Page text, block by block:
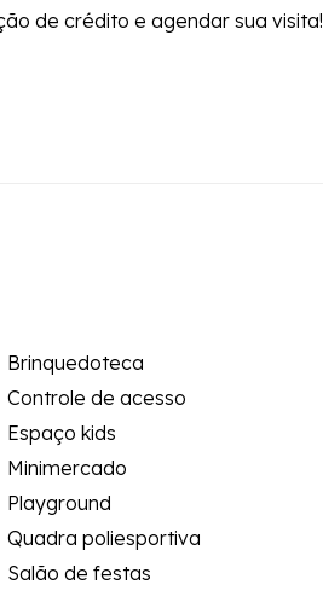
de crédito e agendar sua visita!
Brinquedoteca
Controle de acesso
Espaço kids
Minimercado
Playground
Quadra poliesportiva
Salão de festas